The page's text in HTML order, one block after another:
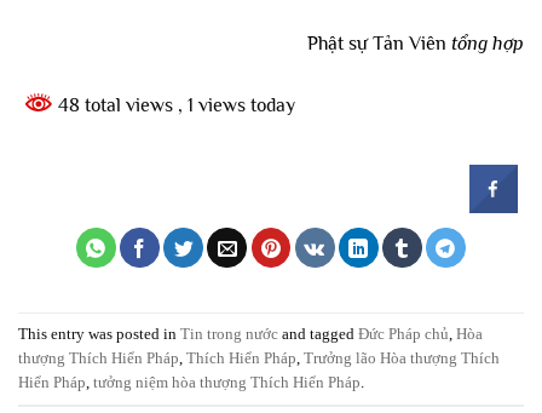
Phật sự Tản Viên tổng hợp
48 total views , 1 views today
This entry was posted in Tin trong nước and tagged Đức Pháp chủ, Hòa
thượng Thích Hiển Pháp, Thích Hiển Pháp, Trưởng lão Hòa thượng Thích
Hiển Pháp, tưởng niệm hòa thượng Thích Hiển Pháp.